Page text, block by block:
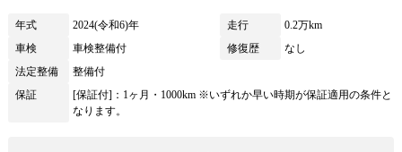
年式 2024(令和6)年 走行
0.2万km
車検
車検整備付 修復歴
なし
法定整備
整備付
保証
[保証付]：1ヶ月・1000km ※いずれか早い時期が保証適用の条件と
なります。